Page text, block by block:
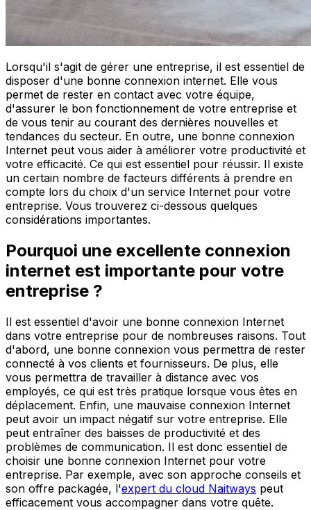
Lorsqu'il s'agit de gérer une entreprise, il est essentiel de
disposer d'une bonne connexion internet. Elle vous
permet de rester en contact avec votre équipe,
d'assurer le bon fonctionnement de votre entreprise et
de vous tenir au courant des dernières nouvelles et
tendances du secteur. En outre, une bonne connexion
Internet peut vous aider à améliorer votre productivité et
votre efficacité. Ce qui est essentiel pour réussir. Il existe
un certain nombre de facteurs différents à prendre en
compte lors du choix d'un service Internet pour votre
entreprise. Vous trouverez ci-dessous quelques
considérations importantes.
Pourquoi une excellente connexion
internet est importante pour votre
entreprise ?
Il est essentiel d'avoir une bonne connexion Internet
dans votre entreprise pour de nombreuses raisons. Tout
d'abord, une bonne connexion vous permettra de rester
connecté à vos clients et fournisseurs. De plus, elle
vous permettra de travailler à distance avec vos
employés, ce qui est très pratique lorsque vous êtes en
déplacement. Enfin, une mauvaise connexion Internet
peut avoir un impact négatif sur votre entreprise. Elle
peut entraîner des baisses de productivité et des
problèmes de communication. Il est donc essentiel de
choisir une bonne connexion Internet pour votre
entreprise. Par exemple, avec son approche conseils et
son offre packagée, l'expert du cloud Naitways peut
efficacement vous accompagner dans votre quête.